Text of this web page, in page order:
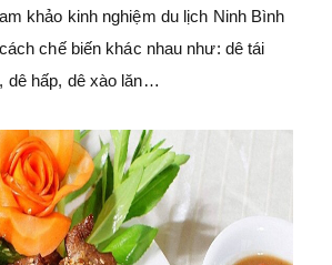
khảo kinh nghiệm du lịch Ninh Bình
chế biến khác nhau như: dê tái
dê hấp, dê xào lăn…